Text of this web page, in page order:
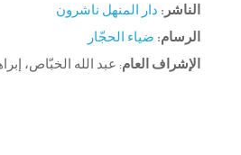
الناشر: دار المنهل ناشرون
الرسام: ضياء الحجّار
الإشراف العام: عبد الله الخبّاص،